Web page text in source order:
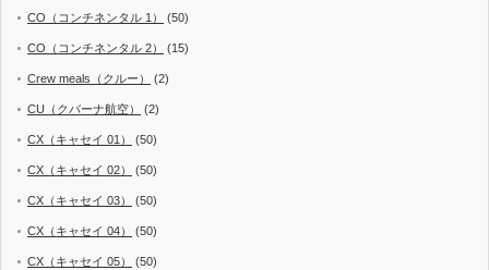
CO（コンチネンタル 1） (50)
CO（コンチネンタル 2） (15)
Crew meals（クルー） (2)
CU（クバーナ航空） (2)
CX（キャセイ 01） (50)
CX（キャセイ 02） (50)
CX（キャセイ 03） (50)
CX（キャセイ 04） (50)
CX（キャセイ 05） (50)